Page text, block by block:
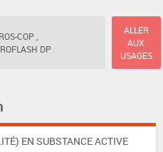
COP ,
DP
ALLER
AUX
USAGES
EN SUBSTANCE ACTIVE